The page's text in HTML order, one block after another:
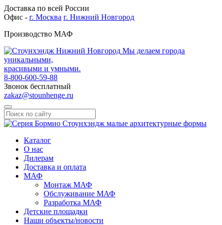
Доставка по всей России
Офис - г. Москва г. Нижний Новгород
Производство МАФ
Мы делаем города
уникальными,
красивыми и умными.
8-800-600-59-88
Звонок бесплатный
zakaz@stounhenge.ru
Каталог
О нас
Дилерам
Доставка и оплата
МАФ
Монтаж МАФ
Обслуживание МАФ
Разработка МАФ
Детские площадки
Наши объекты/новости